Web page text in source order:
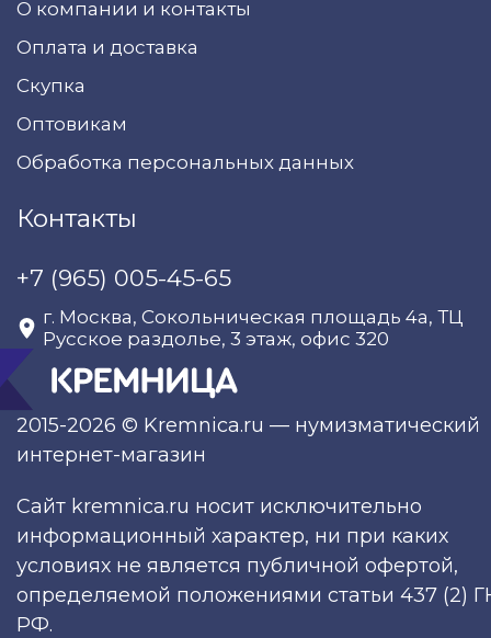
2015-2026 © Kremnica.ru — нумизматический
интернет-магазин
О компании и контакты
Оплата и доставка
Скупка
Оптовикам
Обработка персональных данных
Контакты
+7 (965) 005-45-65
г. Москва, Сокольническая площадь 4а, ТЦ
Русское раздолье, 3 этаж, офис 320
Сайт kremnica.ru носит исключительно
информационный характер, ни при каких
условиях не является публичной офертой,
определяемой положениями статьи 437 (2)
РФ.